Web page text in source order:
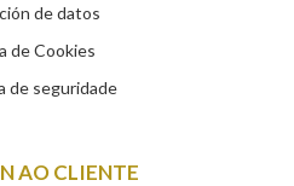
de datos
de Cookies
de seguridade
AO CLIENTE